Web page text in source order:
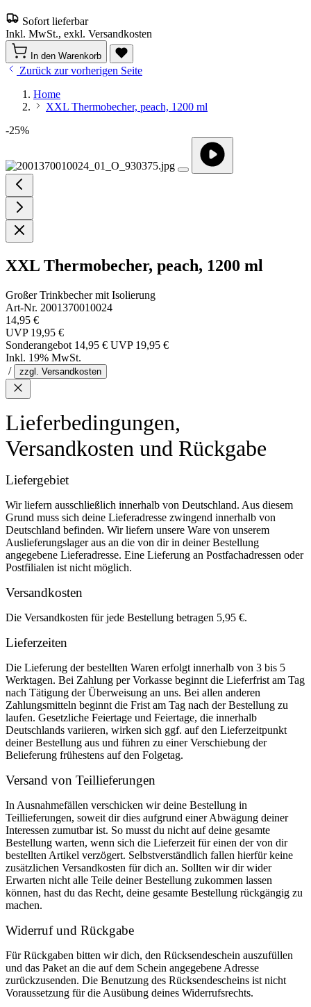
Sofort lieferbar
Inkl. MwSt., exkl. Versandkosten
In den Warenkorb
Zurück zur vorherigen Seite
Home
XXL Thermobecher, peach, 1200 ml
-25%
XXL Thermobecher, peach, 1200 ml
Großer Trinkbecher mit Isolierung
Art-Nr. 2001370010024
14,95 €
UVP 19,95 €
Sonderangebot 14,95 € UVP 19,95 €
Inkl. 19% MwSt.
/
zzgl. Versandkosten
Lieferbedingungen,
Versandkosten und Rückgabe
Liefergebiet
Wir liefern ausschließlich innerhalb von Deutschland. Aus diesem
Grund muss sich deine Lieferadresse zwingend innerhalb von
Deutschland befinden. Wir liefern unsere Ware von unserem
Auslieferungslager aus an die von dir in deiner Bestellung
angegebene Lieferadresse. Eine Lieferung an Postfachadressen oder
Postfilialen ist nicht möglich.
Versandkosten
Die Versandkosten für jede Bestellung betragen 5,95 €.
Lieferzeiten
Die Lieferung der bestellten Waren erfolgt innerhalb von 3 bis 5
Werktagen. Bei Zahlung per Vorkasse beginnt die Lieferfrist am Tag
nach Tätigung der Überweisung an uns. Bei allen anderen
Zahlungsmitteln beginnt die Frist am Tag nach der Bestellung zu
laufen. Gesetzliche Feiertage und Feiertage, die innerhalb
Deutschlands variieren, wirken sich ggf. auf den Lieferzeitpunkt
deiner Bestellung aus und führen zu einer Verschiebung der
Belieferung frühestens auf den Folgetag.
Versand von Teillieferungen
In Ausnahmefällen verschicken wir deine Bestellung in
Teillieferungen, soweit dir dies aufgrund einer Abwägung deiner
Interessen zumutbar ist. So musst du nicht auf deine gesamte
Bestellung warten, wenn sich die Lieferzeit für einen der von dir
bestellten Artikel verzögert. Selbstverständlich fallen hierfür keine
zusätzlichen Versandkosten für dich an. Sollten wir dir wider
Erwarten nicht alle Teile deiner Bestellung zukommen lassen
können, hast du das Recht, deine gesamte Bestellung rückgängig zu
machen.
Widerruf und Rückgabe
Für Rückgaben bitten wir dich, den Rücksendeschein auszufüllen
und das Paket an die auf dem Schein angegebene Adresse
zurückzusenden. Die Benutzung des Rücksendescheins ist nicht
Voraussetzung für die Ausübung deines Widerrufsrechts.